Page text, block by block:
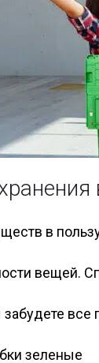
в
вещей.
зеленые